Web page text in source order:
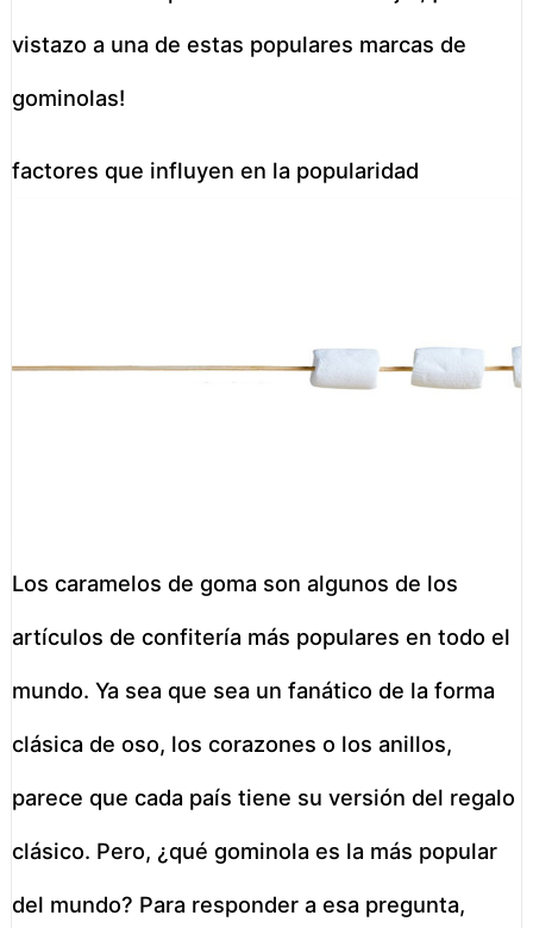
vistazo a una de estas populares marcas de
gominolas!
factores que influyen en la popularidad
Los caramelos de goma son algunos de los
artículos de confitería más populares en todo el
mundo. Ya sea que sea un fanático de la forma
clásica de oso, los corazones o los anillos,
parece que cada país tiene su versión del regalo
clásico. Pero, ¿qué gominola es la más popular
del mundo? Para responder a esa pregunta,